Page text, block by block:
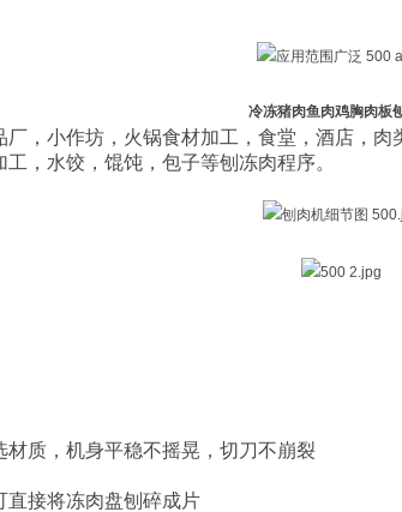
冷冻猪肉鱼肉鸡胸肉板
厂，小作坊，火锅食材加工，食堂，酒店，
，水饺，馄饨，包子等刨冻肉程序。
材质，机身平稳不摇晃，切刀不崩裂
直接将冻肉盘刨碎成片